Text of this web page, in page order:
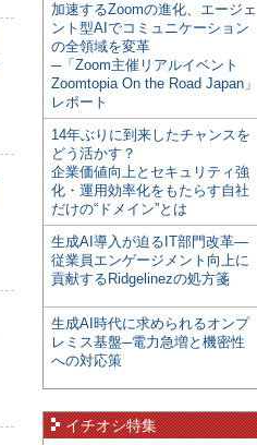
加速するZoomの進化、エージェ
ント型AIでコミュニケーション
の全領域を変革
─「Zoom主催リアルイベント
Zoomtopia On the Road Japan」
レポート
14年ぶりに到来したチャンスを
どう活かす？
企業価値向上とセキュリティ強
化・運用効率化をもたらす自社
だけの“ドメイン”とは
生成AI導入が迫るIT部門改革―
従業員エンゲージメント向上に
貢献するRidgelinezの処方箋
生成AI時代に求められるオンプ
レミス基盤─電力急増と機密性
への対応策
イチオシ特集